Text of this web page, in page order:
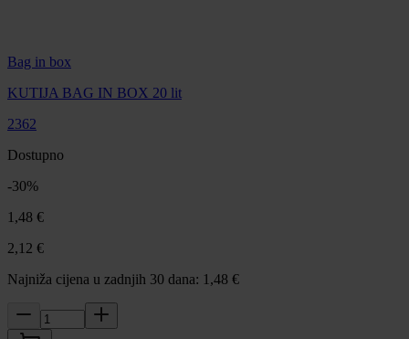
Bag in box
KUTIJA BAG IN BOX 20 lit
2362
Dostupno
-30%
1,48 €
2,12 €
Najniža cijena u zadnjih 30 dana: 1,48 €